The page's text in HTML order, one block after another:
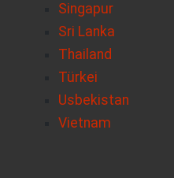
Singapur
Sri Lanka
Thailand
Türkei
Usbekistan
Vietnam